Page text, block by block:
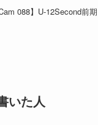
088】U-12Second前
いた人